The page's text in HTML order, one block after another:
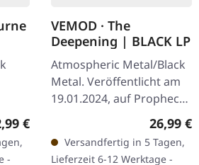
Preis:
€
-
VEMOD · The
Deepening | BLACK LP
Atmospheric Metal/Black
Metal. Veröffentlicht am
19.01.2024, auf Prophecy
(schwarzes Vinyl) inkl.
bedruckter Innenhülle,
26,99 €
Versandfertig in 5 Tagen,
Lieferzeit 6-12 Werktage -